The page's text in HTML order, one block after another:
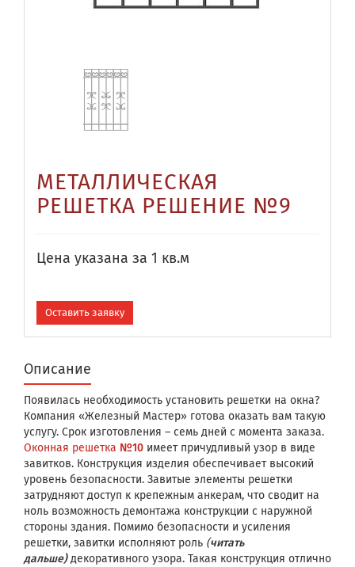
МЕТАЛЛИЧЕСКАЯ
РЕШЕТКА РЕШЕНИЕ №9
Цена указана за 1 кв.м
Оставить заявку
Описание
Появилась необходимость установить решетки на окна?
Компания «Железный Мастер» готова оказать вам такую
услугу. Срок изготовления – семь дней с момента заказа.
Оконная решетка №10 имеет причудливый узор в виде
завитков. Конструкция изделия обеспечивает высокий
уровень безопасности. Завитые элементы решетки
затрудняют доступ к крепежным анкерам, что сводит на
ноль возможность демонтажа конструкции с наружной
стороны здания. Помимо безопасности и усиления
решетки, завитки исполняют роль (читать
дальше) декоративного узора. Такая конструкция отлично